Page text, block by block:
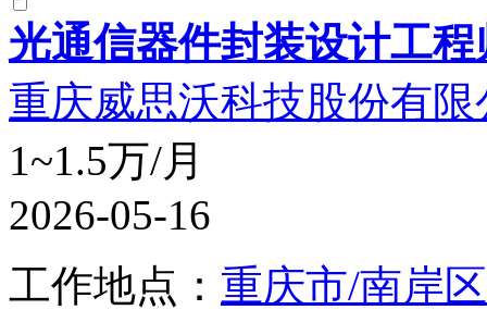
光通信器件封装设计工程
重庆威思沃科技股份有限
1~1.5万/月
2026-05-16
工作地点： 重庆市/南岸区